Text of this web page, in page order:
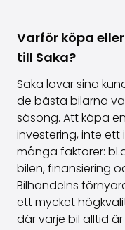
Varför köpa
till Saka?
Saka lovar sina
de bästa bilarna
säsong. Att köpa
investering, inte
många faktorer:
bilen, finansiering
Bilhandelns
ett mycket
där varje bil alltid